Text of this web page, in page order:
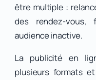
être multiple :
des rendez-vous,
audience inactive.
La publicité en
plusieurs formats